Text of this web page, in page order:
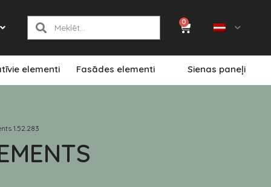
0
elementi Fasādes elementi Sienas paneļi
1.52.283